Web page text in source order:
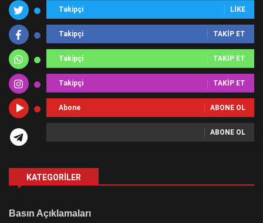
Takipçi LIKE
Takipçi TAKIP ET
Takipçi TAKIP ET
Takipçi TAKIP ET
Abone ABONE OL
ABONE OL
KATEGORILER
Basın Açıklamaları